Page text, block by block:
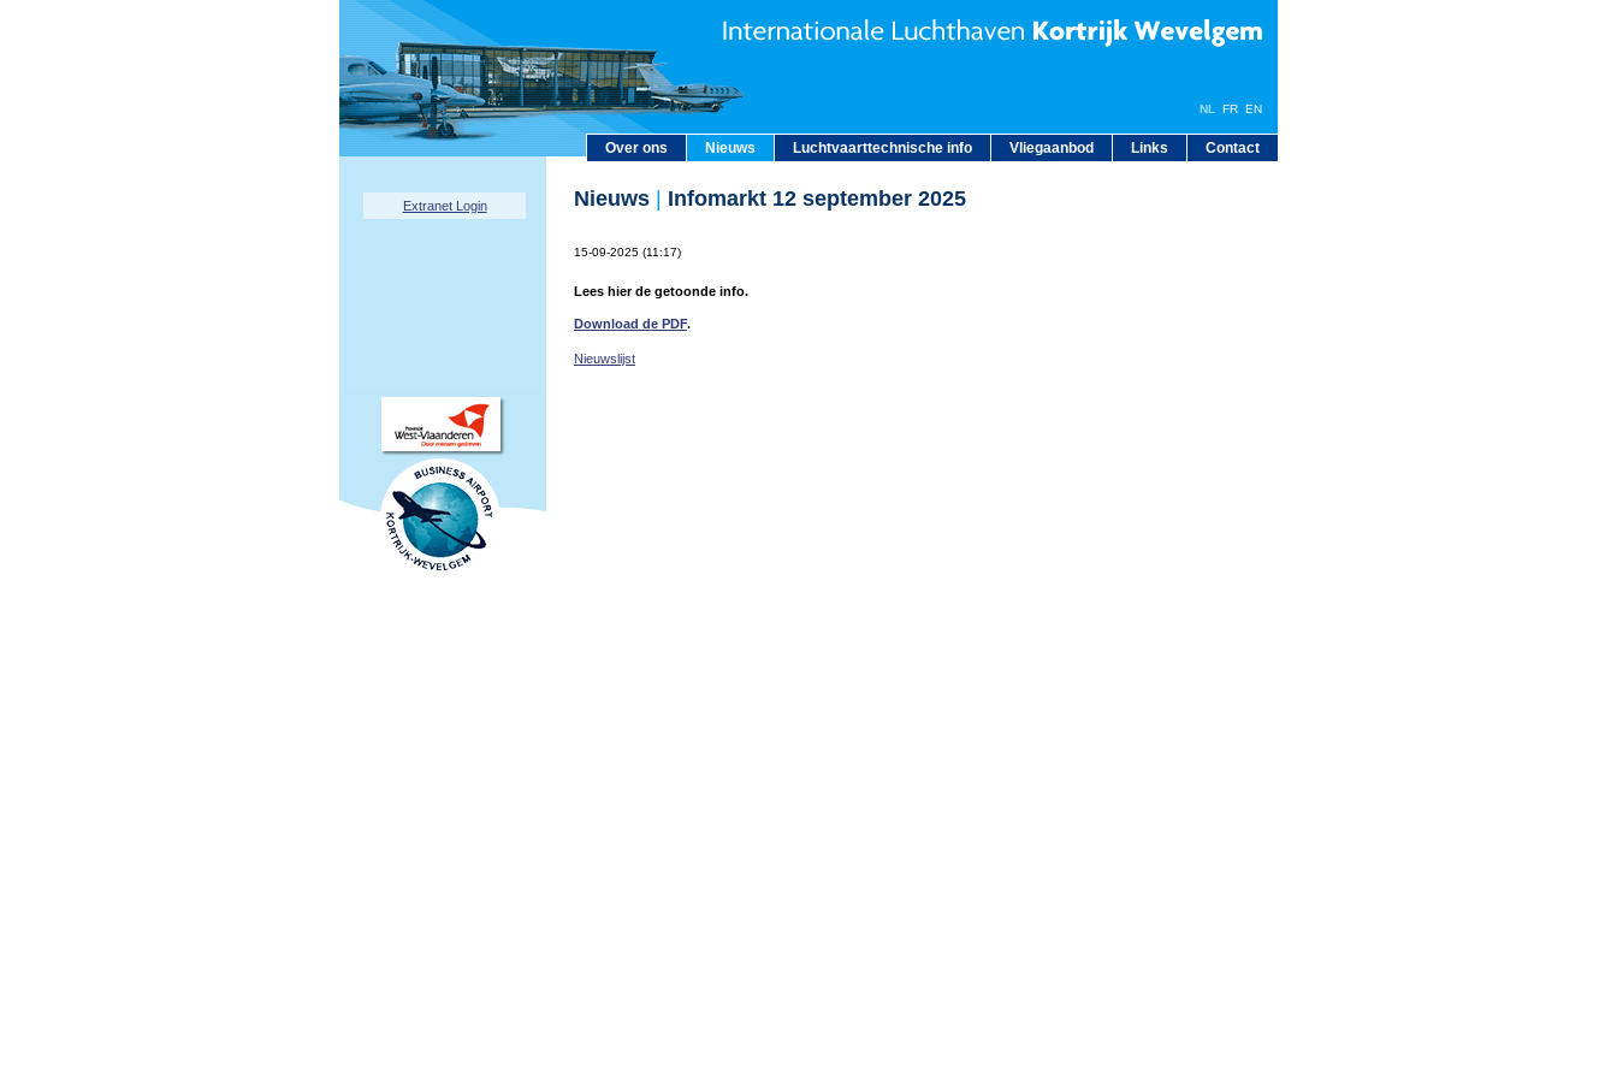
Over ons Nieuws Luchtvaarttechnische info Vliegaanbod Links Contact
NL FR EN
Extranet Login Nieuws Infomarkt 12 september 2025
15-09-2025 (11:17)
Lees hier de getoonde info.
Download de PDF.
Nieuwslijst